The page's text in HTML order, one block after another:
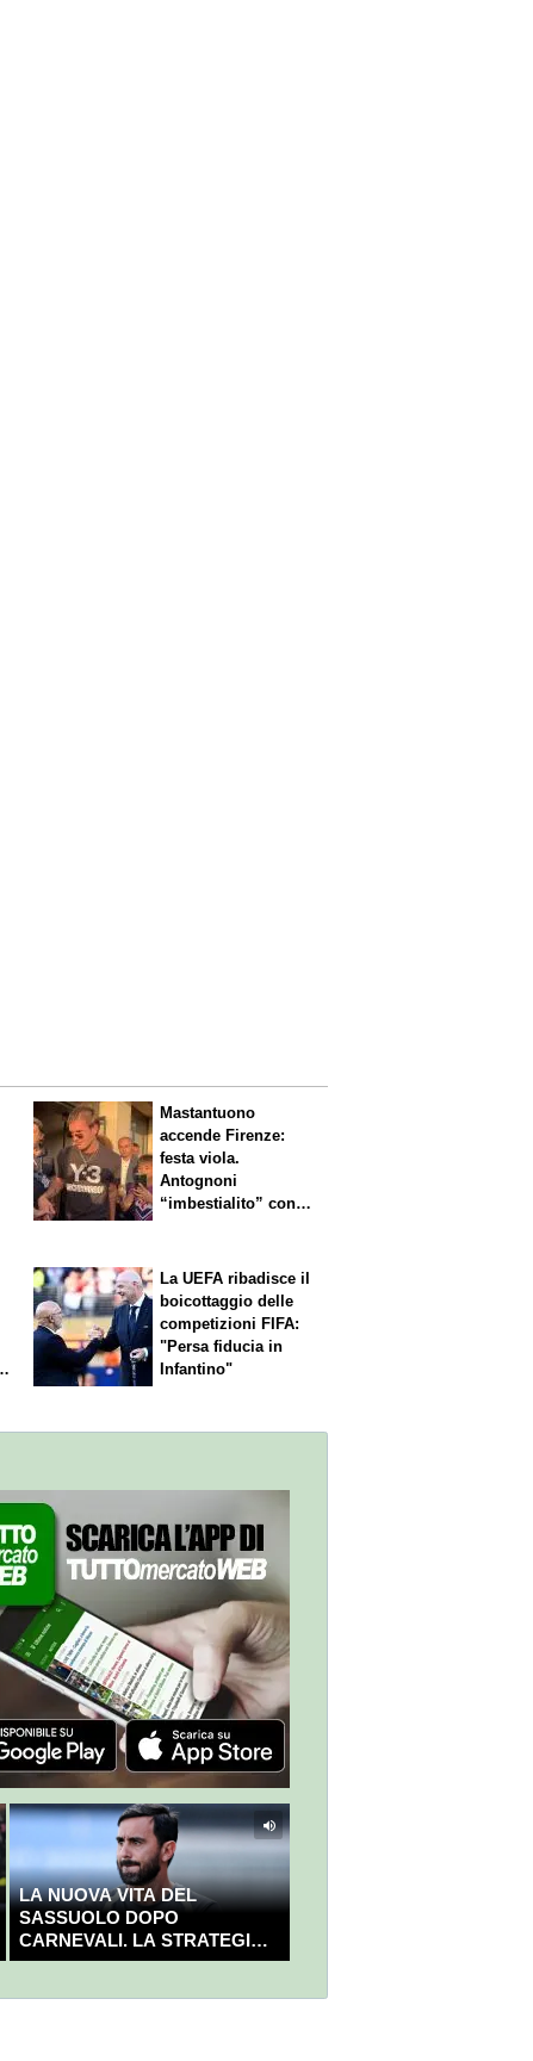
Mastantuono
accende Firenze:
festa viola.
Antognoni
“imbestialito” con
La UEFA ribadisce il
boicottaggio delle
competizioni FIFA:
"Persa fiducia in
Infantino"
LA NUOVA VITA DEL
SASSUOLO DOPO
CARNEVALI. LA STRATEGIA È
GIÀ CHIARA E DECISA